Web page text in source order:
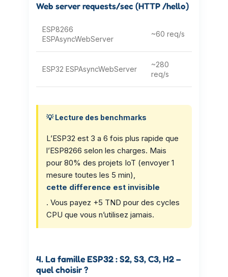
Web server requests/sec (HTTP /hello)
ESP8266
ESPAsyncWebServer
~60 req/s
ESP32 ESPAsyncWebServer
~280
req/s
💡 Lecture des benchmarks
L’ESP32 est 3 a 6 fois plus rapide que
l’ESP8266 selon les charges. Mais
pour 80% des projets IoT (envoyer 1
mesure toutes les 5 min),
cette difference est invisible
. Vous payez +5 TND pour des cycles
CPU que vous n’utilisez jamais.
4. La famille ESP32 : S2, S3, C3, H2 –
quel choisir ?